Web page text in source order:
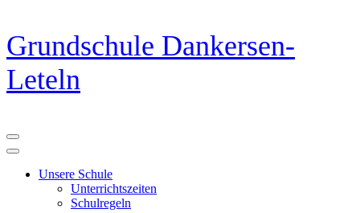
Zum
Inhalt
springen
(Eingabetaste
drücken)
Grundschule Dankersen-
Leteln
Unsere Schule
Unterrichtszeiten
Schulregeln